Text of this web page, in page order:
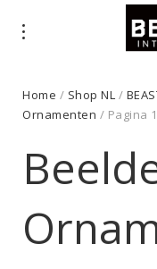
Home / Shop NL /
Ornamenten / Pagina